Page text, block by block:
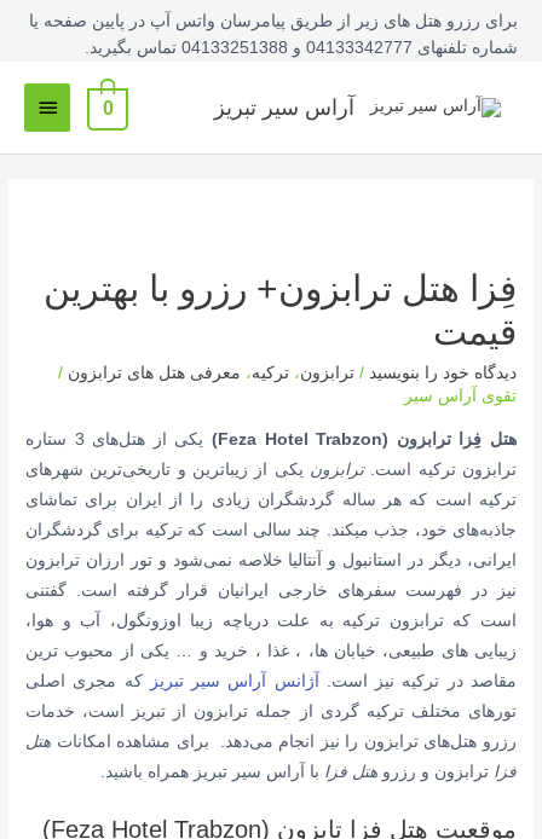
برای رزرو هتل های زیر از طریق پیامرسان واتس آپ در پایین صفحه یا
شماره تلفنهای 04133342777 و 04133251388 تماس بگیرید.
آراس سیر تبریز 0
فِزا هتل ترابزون+ رزرو با بهترین
قیمت
دیدگاه‌ خود را بنویسید /ترابزون،ترکیه، معرفی هتل های ترابزون /
تقوی آراس سیر
هتل فِزا ترابزون (Feza Hotel Trabzon)
یکی از هتل‌های 3 ستاره
ترابزون ترکیه است.ترابزون یکی از زیباترین و تاریخی‌ترین شهرهای
ترکیه است که هر ساله گردشگران زیادی را از ایران برای تماشای
جاذبه‌های خود، جذب میکند. چند سالی است که ترکیه برای گردشگران
ایرانی، دیگر در استانبول و آنتالیا خلاصه نمی‌شود و تور ارزان ترابزون
نیز در فهرست سفرهای خارجی ایرانیان قرار گرفته است. گفتنی
است که ترابزون ترکیه به علت دریاچه زیبا اوزونگول، آب و هوا،
زیبایی های طبیعی، خیابان ها، ، غذا ، خرید و … یکی از محبوب ترین
مقاصد در ترکیه نیز است.
آژانس آراس سیر تبریز
که مجری اصلی
تورهای مختلف ترکیه گردی از جمله ترابزون از تبریز است، خدمات
رزرو هتل‌های ترابزون را نیز انجام می‌دهد. برای مشاهده امکانات هتل
فزاترابزون و رزروهتل فزا با آراس سیر تبریز همراه باشید.
موقعیت هتل فِزا تابزون (Feza Hotel Trabzon)